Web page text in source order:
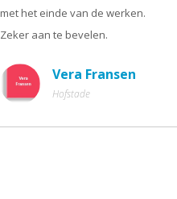
met het einde van de werken.
Zeker aan te bevelen.
Vera Fransen
Hofstade